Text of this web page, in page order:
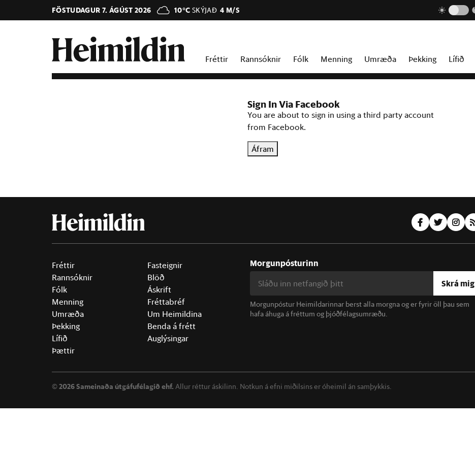
FÖSTUDAGUR 7. ÁGÚST 2026 10°C SKÝJAÐ 4 M/S
Fréttir Rannsóknir Fólk Menning Umræða Þekking Lífið
Sign In Via Facebook
You are about to sign in using a third party account
from Facebook.
Áfram
Fréttir
Rannsóknir
Fólk
Menning
Umræða
Þekking
Lífið
Þættir
Fasteignir
Blöð
Áskrift
Fréttabréf
Um Heimildina
Benda á frétt
Auglýsingar
Morgunpósturinn
Skrá mig
Morgunpóstur Heimildarinnar berst alla morgna og er fyrir öll þau sem
hafa áhuga á fréttum og þjóðfélagsumræðu.
©2026 Sameinaða útgáfufélagið ehf. Allur réttur áskilinn. Notkun á efni miðilsins er óheimil án samþykkis.